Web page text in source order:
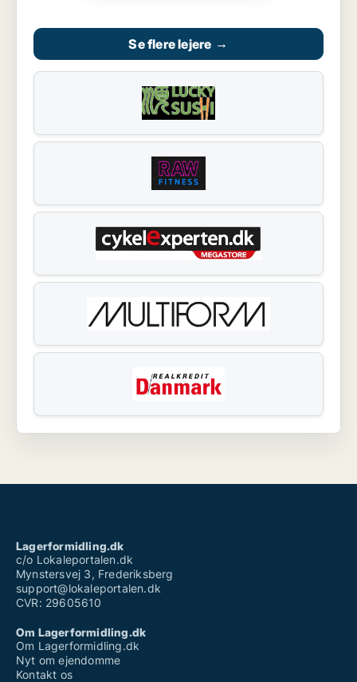
Se flere lejere →
Lagerformidling.dk
c/o Lokaleportalen.dk
Mynstersvej 3, Frederiksberg
support@lokaleportalen.dk
CVR: 29605610
Om Lagerformidling.dk
Om Lagerformidling.dk
Nyt om ejendomme
Kontakt os